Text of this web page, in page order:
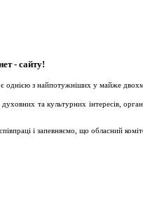
- сайту!
однією з найпотужніших у майже
та культурних інтересів,
і запевняємо, що обласний